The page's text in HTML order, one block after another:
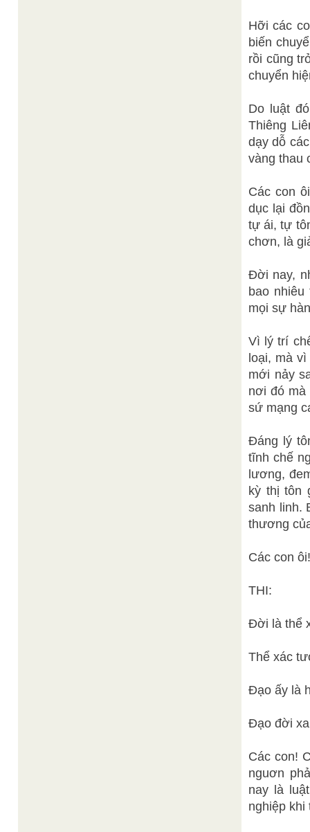
Hỡi các
biến
rồi cũng
chuyển
Do luật
Thiêng
dạy dỗ
vàng thau
Các con
dục lại
tự ái, tự
chơn, là
Đời nay,
bao
mọi sự
Vì lý trí
loại, mà
mới nảy
nơi đó mà
sứ mạng
Đáng lý
tĩnh chế
lương,
kỳ thị tôn
sanh linh.
thương
Các con
THI:
Đời là thể
Thể xác
Đạo ấy là
Đạo đời
Các con!
nguơn
nay là
nghiệp khi